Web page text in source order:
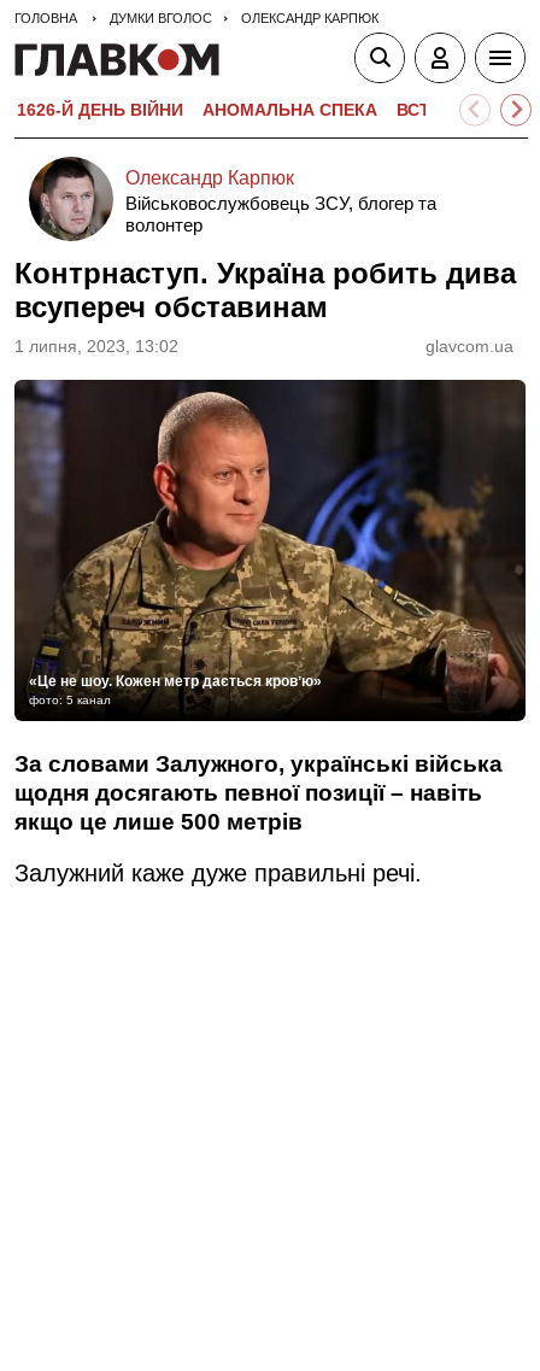
ГОЛОВНА ДУМКИ ВГОЛОС ОЛЕКСАНДР КАРПЮК
1626-Й ДЕНЬ ВІЙНИ АНОМАЛЬНА СПЕКА ВСТУПНА
Олександр Карпюк
Військовослужбовець ЗСУ, блогер та
волонтер
Контрнаступ. Україна робить дива
всупереч обставинам
1 липня, 2023, 13:02 glavcom.ua
«Це не шоу. Кожен метр дається кровʼю»
фото: 5 канал
За словами Залужного, українські війська
щодня досягають певної позиції – навіть
якщо це лише 500 метрів
Залужний каже дуже правильні речі.